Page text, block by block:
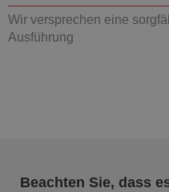
Wir versprechen eine
Ausführung
Beachten Sie, dass